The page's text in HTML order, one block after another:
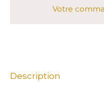
Votre
Description